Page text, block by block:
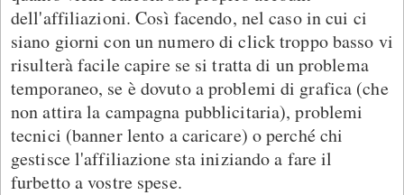
dell'affiliazioni. Così facendo, nel caso in cui ci
siano giorni con un numero di click troppo basso vi
risulterà facile capire se si tratta di un problema
temporaneo, se è dovuto a problemi di grafica (che
non attira la campagna pubblicitaria), problemi
tecnici (banner lento a caricare) o perché chi
gestisce l'affiliazione sta iniziando a fare il
furbetto a vostre spese.